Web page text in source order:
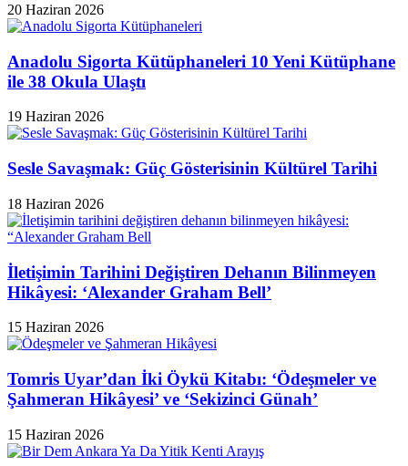
20 Haziran 2026
Anadolu Sigorta Kütüphaneleri 10 Yeni Kütüphane
ile 38 Okula Ulaştı
19 Haziran 2026
Sesle Savaşmak: Güç Gösterisinin Kültürel Tarihi
18 Haziran 2026
İletişimin Tarihini Değiştiren Dehanın Bilinmeyen
Hikâyesi: ‘Alexander Graham Bell’
15 Haziran 2026
Tomris Uyar’dan İki Öykü Kitabı: ‘Ödeşmeler ve
Şahmeran Hikâyesi’ ve ‘Sekizinci Günah’
15 Haziran 2026